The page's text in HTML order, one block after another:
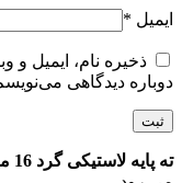
ایمیل *
ذخیره نام، ایمیل
دوباره دیدگاهی
ته پایه لاستیکی گرد 16 میلی متر